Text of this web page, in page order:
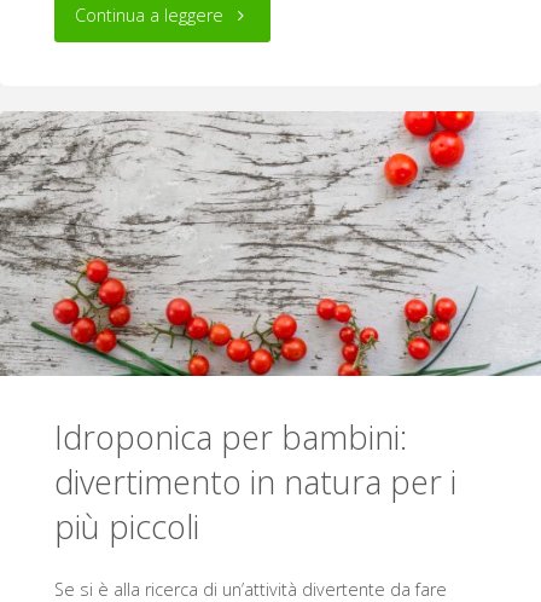
Continua a leggere "Idroponica
ortaggi:
ecco
cosa
si
può
coltivare
senza
terra"
Idroponica per bambini:
divertimento in natura per i
più piccoli
Se si è alla ricerca di un’attività divertente da fare